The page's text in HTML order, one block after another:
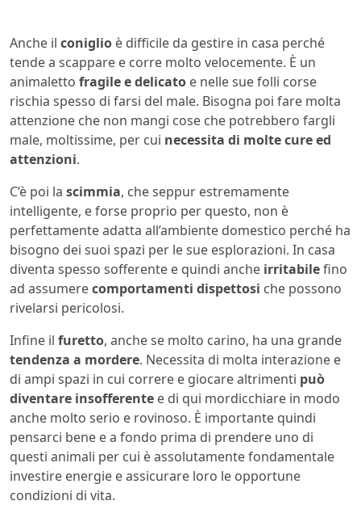
Anche il coniglio è difficile da gestire in casa perché
tende a scappare e corre molto velocemente. È un
animaletto fragile e delicato e nelle sue folli corse
rischia spesso di farsi del male. Bisogna poi fare molta
attenzione che non mangi cose che potrebbero fargli
male, moltissime, per cui necessita di molte cure ed
attenzioni.
C’è poi la scimmia, che seppur estremamente
intelligente, e forse proprio per questo, non è
perfettamente adatta all’ambiente domestico perché ha
bisogno dei suoi spazi per le sue esplorazioni. In casa
diventa spesso sofferente e quindi anche irritabilefino
ad assumerecomportamenti dispettosi che possono
rivelarsi pericolosi.
Infine il furetto, anche se molto carino, ha una grande
tendenza a mordere. Necessita di molta interazione e
di ampi spazi in cui correre e giocare altrimenti può
diventare insofferente e di qui mordicchiare in modo
anche molto serio e rovinoso. È importante quindi
pensarci bene e a fondo prima di prendere uno di
questi animali per cui è assolutamente fondamentale
investire energie e assicurare loro le opportune
condizioni di vita.